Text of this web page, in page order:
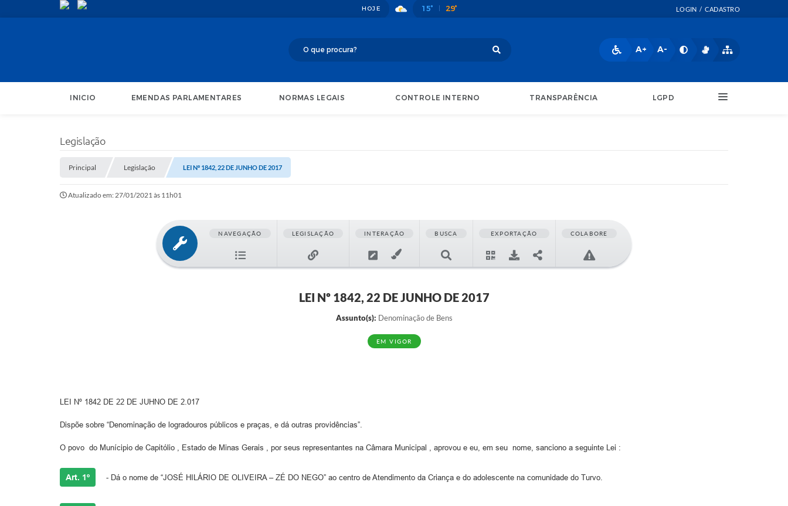
LOGIN / CADASTRO
A+ A-
HOJE 15° 29°
INICIO EMENDAS PARLAMENTARES NORMAS LEGAIS CONTROLE INTERNO TRANSPARÊNCIA LGPD
Legislação
Principal Legislação LEI Nº 1842, 22 DE JUNHO DE 2017
Atualizado em: 27/01/2021 às 11h01
NAVEGAÇÃO LEGISLAÇÃO INTERAÇÃO BUSCA EXPORTAÇÃO COLABORE
LEI Nº 1842, 22 DE JUNHO DE 2017
Assunto(s): Denominação de Bens
EM VIGOR
LEI Nº 1842 DE 22 DE JUHNO DE 2.017
Dispõe sobre “Denominação de logradouros públicos e praças, e dá outras providências”.
O povo do Munícipio de Capitólio , Estado de Minas Gerais , por seus representantes na Câmara Municipal , aprovou e eu, em seu nome, sanciono a seguinte Lei :
Art. 1º - Dá o nome de “JOSÉ HILÁRIO DE OLIVEIRA – ZÉ DO NEGO” ao centro de Atendimento da Criança e do adolescente na comunidade do Turvo.